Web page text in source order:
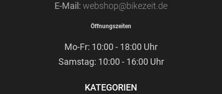
E-Mail: webshop@bikezeit.de
Öffnungszeiten
Mo-Fr: 10:00 - 18:00 Uhr
Samstag: 10:00 - 16:00 Uhr
KATEGORIEN